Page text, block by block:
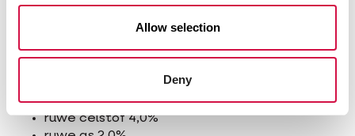
Allow selection
Deny
kempzaad 0,5%
boekweit 0,5%
Analytische bestanddelen
ruw vet 3,5%
ruwe celstof 4,0%